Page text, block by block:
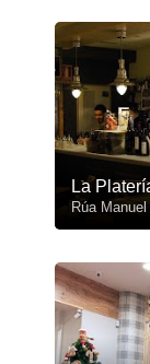
La
Rúa